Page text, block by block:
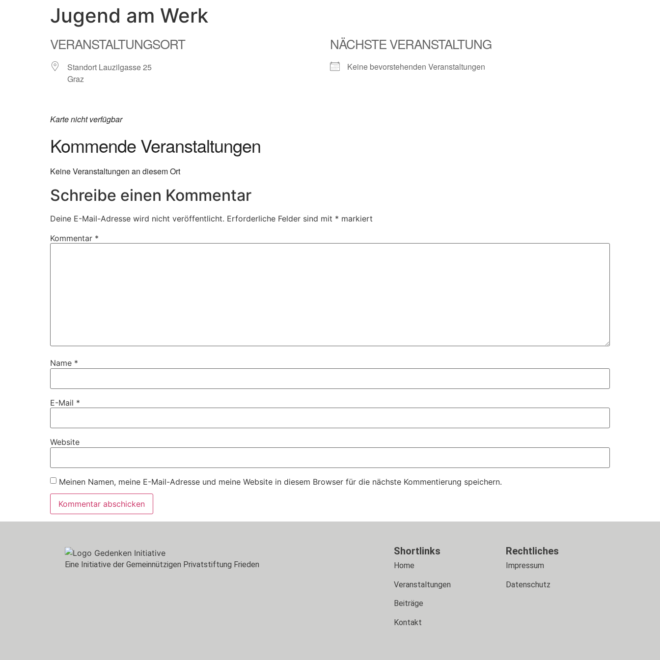
Jugend am Werk
VERANSTALTUNGSORT
Standort Lauzilgasse 25
Graz
NÄCHSTE VERANSTALTUNG
Keine bevorstehenden Veranstaltungen
Karte nicht verfügbar
Kommende Veranstaltungen
Keine Veranstaltungen an diesem Ort
Schreibe einen Kommentar
Deine E-Mail-Adresse wird nicht veröffentlicht. Erforderliche Felder sind mit * markiert
Kommentar *
Name *
E-Mail *
Website
Meinen Namen, meine E-Mail-Adresse und meine Website in diesem Browser für die nächste Kommentierung speichern.
Eine Initiative der Gemeinnützigen Privatstiftung Frieden
Shortlinks
Home
Veranstaltungen
Beiträge
Kontakt
Rechtliches
Impressum
Datenschutz